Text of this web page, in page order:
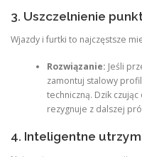
3. Uszczelnienie
Wjazdy i furtki to najczęstsze
Rozwiązanie: Jeśli
zamontuj stalowy
techniczną. Dzik
rezygnuje z dalszej
4. Inteligentne